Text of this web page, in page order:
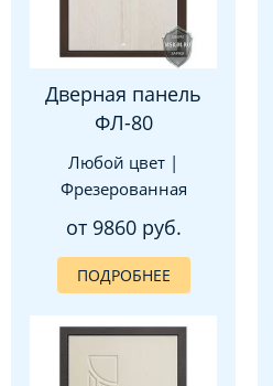
Дверная панель
ФЛ-80
Любой цвет |
Фрезерованная
от 9860 руб.
ПОДРОБНЕЕ